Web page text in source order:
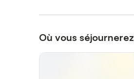
Où vous séjournerez